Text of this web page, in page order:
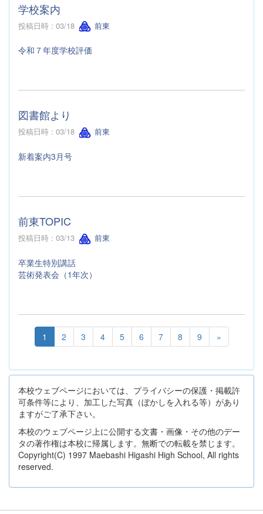
学校案内
投稿日時 : 03/18 前東
令和７年度学校評価
図書館より
投稿日時 : 03/18 前東
新着案内3月号
前東TOPIC
投稿日時 : 03/13 前東
卒業生特別講話
芸術発表会（1年次）
1 2 3 4 5 6 7 8 9 »
本校ウェブページにおいては、プライバシーの保護・掲載許
可条件等により、加工した写真（ぼかしを入れる等）があり
ますがご了承下さい。
本校のウェブページ上に公開する文書・画像・その他のデー
タの著作権は本校に帰属します。無断での転載を禁じます。
Copyright(C) 1997 Maebashi Higashi High School, All rights
reserved.